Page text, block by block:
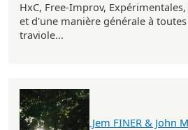
HxC, Free-Improv,
et d'une manière générale à
traviole...
Jem FINER & John